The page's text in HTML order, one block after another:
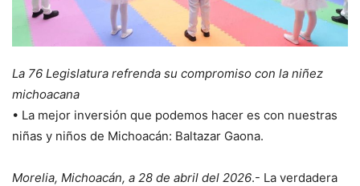
La 76 Legislatura refrenda su compromiso con la niñez
michoacana
•⁠ ⁠La mejor inversión que podemos hacer es con nuestras
niñas y niños de Michoacán: Baltazar Gaona.
Morelia, Michoacán, a 28 de abril del 2026.- La verdadera